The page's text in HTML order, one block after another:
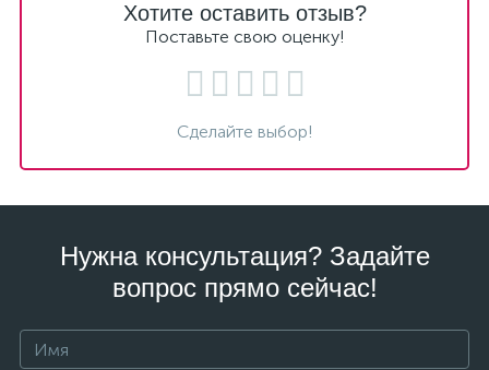
Хотите оставить отзыв?
Поставьте свою оценку!
Сделайте выбор!
Нужна консультация? Задайте
вопрос прямо сейчас!